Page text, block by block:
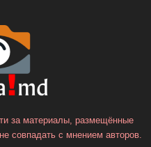
за материалы, размещённые
совпадать с мнением авторов.